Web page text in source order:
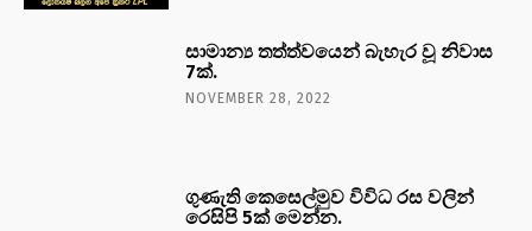
සාමාන්‍ය තත්ත්වයෙන් බැහැර වූ නිවාස
7ක්.
NOVEMBER 28, 2022
ගුණැති කෙසෙල්මුව විවිධ රස වලින්
රෙසිපි 5ක් මෙන්න.